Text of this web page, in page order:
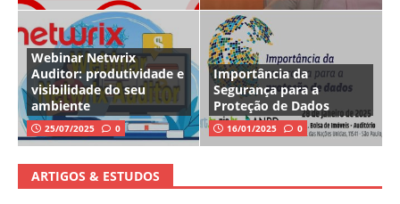
Webinar Netwrix
Auditor: produtividade e
visibilidade do seu
ambiente
25/07/2025 0
Importância da
Segurança para a
Proteção de Dados
16/01/2025 0
ARTIGOS & ESTUDOS